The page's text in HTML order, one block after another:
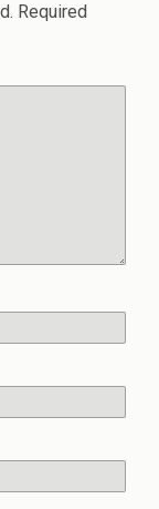
Required